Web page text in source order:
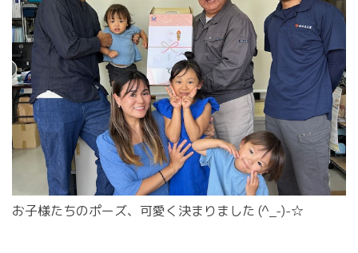
お子様たちのポーズ、可愛く決まりました (^_-)-☆